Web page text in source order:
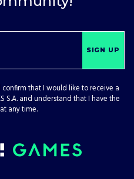
SIGN UP
confirm that I would like to receive a
S.A. and understand that I have the
any time.